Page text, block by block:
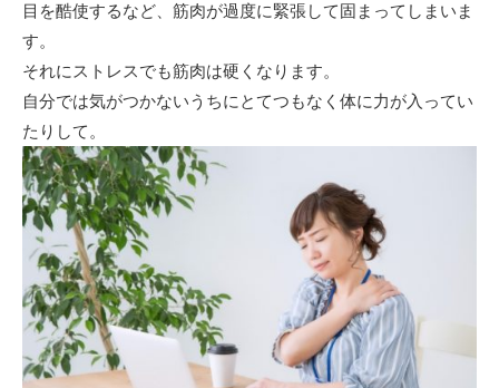
目を酷使するなど、筋肉が過度に緊張して固まってしまいま
す。
それにストレスでも筋肉は硬くなります。
自分では気がつかないうちにとてつもなく体に力が入ってい
たりして。